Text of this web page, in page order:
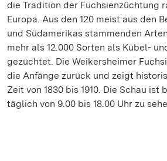
die Tradition der Fuchsienzüchtung
Europa. Aus den 120 meist aus den
und Südamerikas stammenden
mehr als 12.000 Sorten als Kübel-
gezüchtet. Die Weikersheimer
die Anfänge zurück und zeigt
Zeit von 1830 bis 1910. Die Schau ist
täglich von 9.00 bis 18.00 Uhr zu